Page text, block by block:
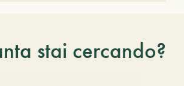
stai cercando?